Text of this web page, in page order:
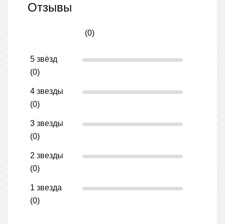
Отзывы
(0)
5 звёзд
(0)
4 звезды
(0)
3 звезды
(0)
2 звезды
(0)
1 звезда
(0)